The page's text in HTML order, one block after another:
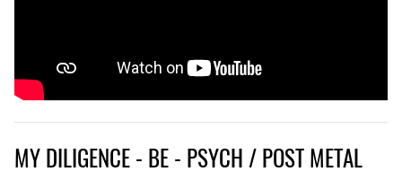
MY DILIGENCE - BE - PSYCH / POST METAL